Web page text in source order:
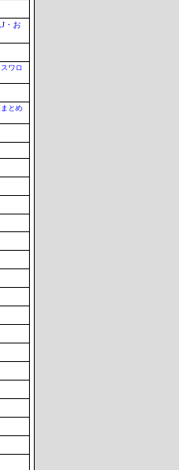
・お
ワロ
とめ